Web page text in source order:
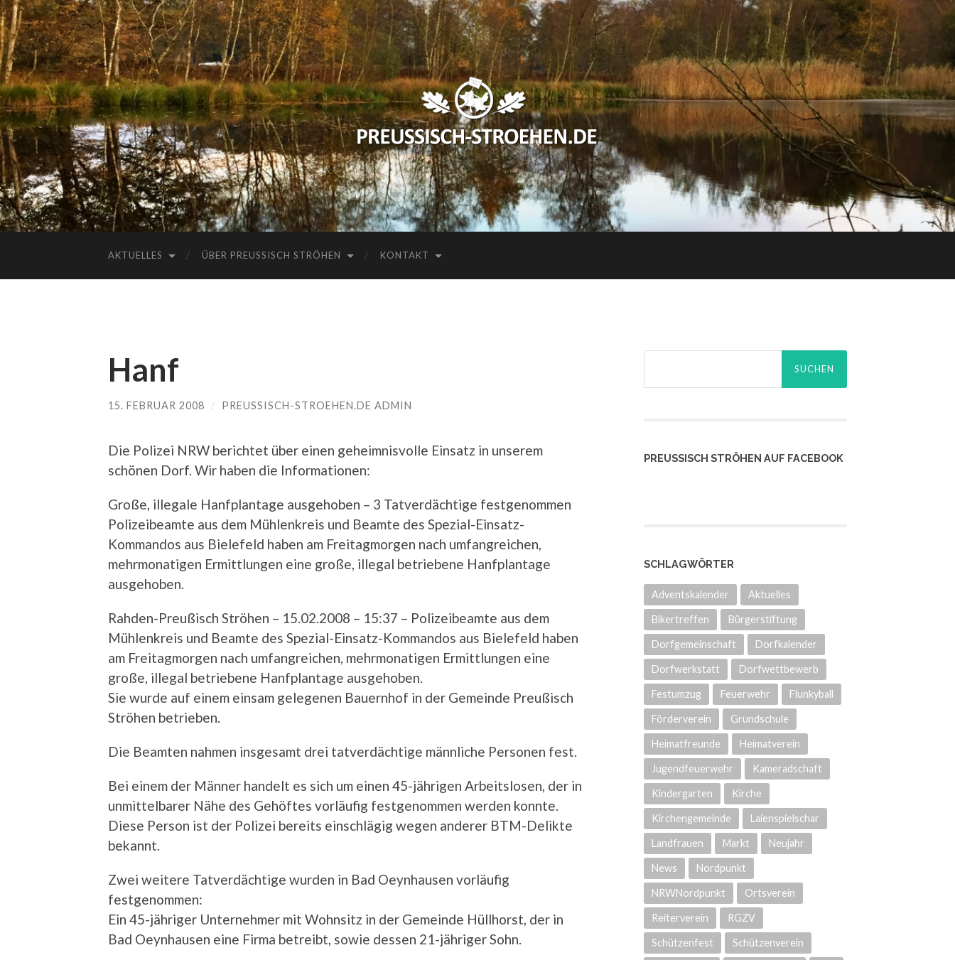
preussisch-
stroehen.de
AKTUELLES ÜBER PREUSSISCH STRÖHEN KONTAKT
Hanf
15. FEBRUAR 2008 / PREUSSISCH-STROEHEN.DE ADMIN
Die Polizei NRW berichtet über einen geheimnisvolle Einsatz in unserem
schönen Dorf. Wir haben die Informationen:
Große, illegale Hanfplantage ausgehoben – 3 Tatverdächtige festgenommen
Polizeibeamte aus dem Mühlenkreis und Beamte des Spezial-Einsatz-
Kommandos aus Bielefeld haben am Freitagmorgen nach umfangreichen,
mehrmonatigen Ermittlungen eine große, illegal betriebene Hanfplantage
ausgehoben.
Rahden-Preußisch Ströhen – 15.02.2008 – 15:37 – Polizeibeamte aus dem
Mühlenkreis und Beamte des Spezial-Einsatz-Kommandos aus Bielefeld haben
am Freitagmorgen nach umfangreichen, mehrmonatigen Ermittlungen eine
große, illegal betriebene Hanfplantage ausgehoben.
Sie wurde auf einem einsam gelegenen Bauernhof in der Gemeinde Preußisch
Ströhen betrieben.
Die Beamten nahmen insgesamt drei tatverdächtige männliche Personen fest.
Bei einem der Männer handelt es sich um einen 45-jährigen Arbeitslosen, der in
unmittelbarer Nähe des Gehöftes vorläufig festgenommen werden konnte.
Diese Person ist der Polizei bereits einschlägig wegen anderer BTM-Delikte
bekannt.
Zwei weitere Tatverdächtige wurden in Bad Oeynhausen vorläufig
festgenommen:
Ein 45-jähriger Unternehmer mit Wohnsitz in der Gemeinde Hüllhorst, der in
Bad Oeynhausen eine Firma betreibt, sowie dessen 21-jähriger Sohn.
PREUSSISCH STRÖHEN AUF FACEBOOK
SCHLAGWÖRTER
Adventskalender Aktuelles
Bikertreffen Bürgerstiftung
Dorfgemeinschaft Dorfkalender
Dorfwerkstatt Dorfwettbewerb
Festumzug Feuerwehr Flunkyball
Förderverein Grundschule
Heimatfreunde Heimatverein
Jugendfeuerwehr Kameradschaft
Kindergarten Kirche
Kirchengemeinde Laienspielschar
Landfrauen Markt Neujahr
News Nordpunkt
NRWNordpunkt Ortsverein
Reiterverein RGZV
Schützenfest Schützenverein